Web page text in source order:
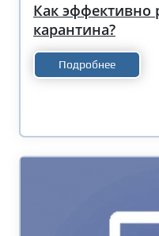
Как эффективно
карантина?
Подробнее